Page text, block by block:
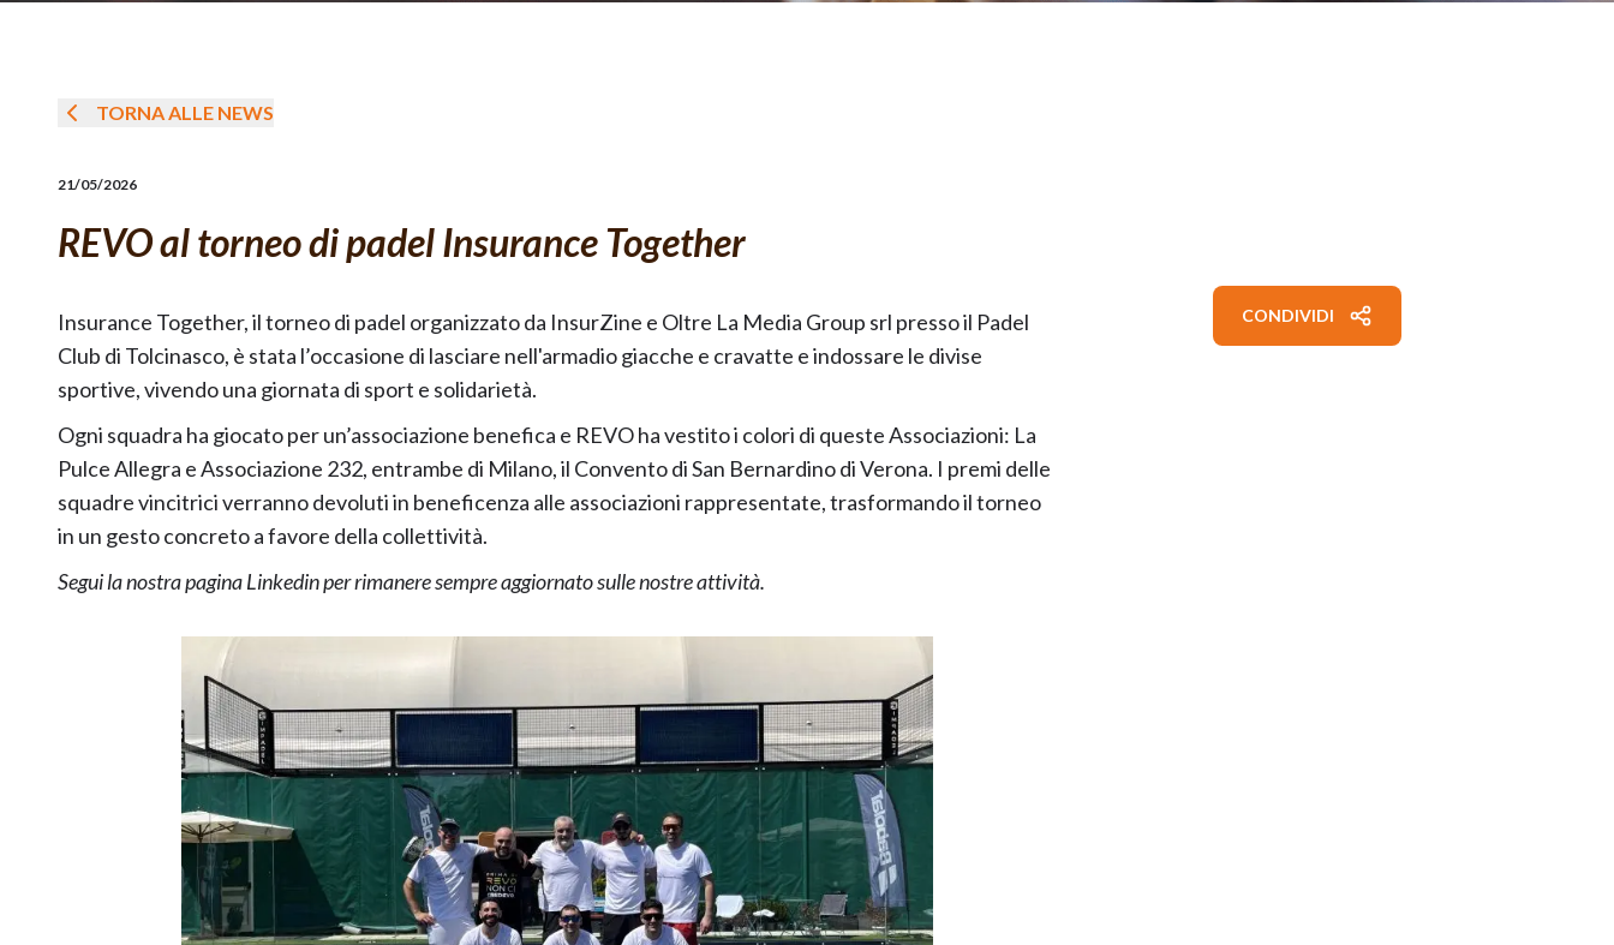
TORNA ALLE NEWS
21/05/2026
REVO al torneo di padel Insurance Together
Insurance Together, il torneo di padel organizzato da InsurZine e Oltre La Media Group srl presso il Padel
Club di Tolcinasco, è stata l’occasione di lasciare nell'armadio giacche e cravatte e indossare le divise
sportive, vivendo una giornata di sport e solidarietà.
Ogni squadra ha giocato per un’associazione benefica e REVO ha vestito i colori di queste Associazioni: La
Pulce Allegra e Associazione 232, entrambe di Milano, il Convento di San Bernardino di Verona. I premi delle
squadre vincitrici verranno devoluti in beneficenza alle associazioni rappresentate, trasformando il torneo
in un gesto concreto a favore della collettività.
Segui la nostrapagina Linkedinper rimanere sempre aggiornato sulle nostre attività.
CONDIVIDI